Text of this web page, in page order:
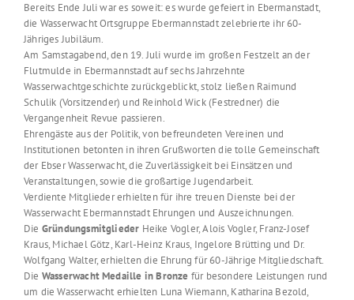
Bereits Ende Juli war es soweit: es wurde gefeiert in Ebermanstadt,
die Wasserwacht Ortsgruppe Ebermannstadt zelebrierte ihr 60-
Jähriges Jubiläum.
Am Samstagabend, den 19. Juli wurde im großen Festzelt an der
Flutmulde in Ebermannstadt auf sechs Jahrzehnte
Wasserwachtgeschichte zurückgeblickt, stolz ließen Raimund
Schulik (Vorsitzender) und Reinhold Wick (Festredner) die
Vergangenheit Revue passieren.
Ehrengäste aus der Politik, von befreundeten Vereinen und
Institutionen betonten in ihren Grußworten die tolle Gemeinschaft
der Ebser Wasserwacht, die Zuverlässigkeit bei Einsätzen und
Veranstaltungen, sowie die großartige Jugendarbeit.
Verdiente Mitglieder erhielten für ihre treuen Dienste bei der
Wasserwacht Ebermannstadt Ehrungen und Auszeichnungen.
Die Gründungsmitglieder Heike Vogler, Alois Vogler, Franz-Josef
Kraus, Michael Götz, Karl-Heinz Kraus, Ingelore Brütting und Dr.
Wolfgang Walter, erhielten die Ehrung für 60-Jährige Mitgliedschaft.
Die Wasserwacht Medaille in Bronze für besondere Leistungen rund
um die Wasserwacht erhielten Luna Wiemann, Katharina Bezold,